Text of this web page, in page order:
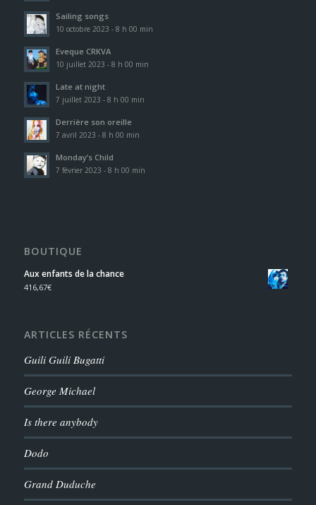
Sailing songs
10 octobre 2023 - 8 h 00 min
Eveque CRKVA
10 juillet 2023 - 8 h 00 min
Late at night
7 juillet 2023 - 8 h 00 min
Derrière son oreille
7 avril 2023 - 8 h 00 min
Monday’s Child
7 février 2023 - 8 h 00 min
BOUTIQUE
Aux enfants de la chance
416,67€
ARTICLES RÉCENTS
Guili Guili Bugatti
George Michael
Is there anybody
Dodo
Grand Duduche